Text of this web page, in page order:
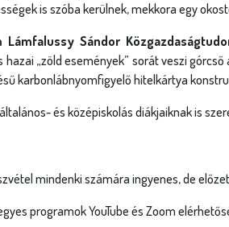
is szóba kerülnek, mekkora egy
Lámfalussy Sándor
„zöld események” sorát veszi
karbonlábnyomfigyelő hitelkártya
és középiskolás diákjaiknak is
mindenki számára ingyenes, de
programok YouTube és Zoom